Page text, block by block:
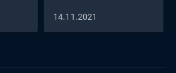
14.11.2021